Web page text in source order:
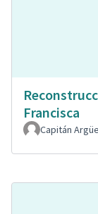
Francisca
Capitán